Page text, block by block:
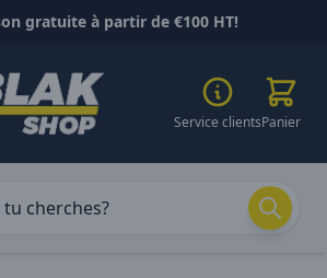
gratuite à partir de €100 HT!
Service clientsPanier